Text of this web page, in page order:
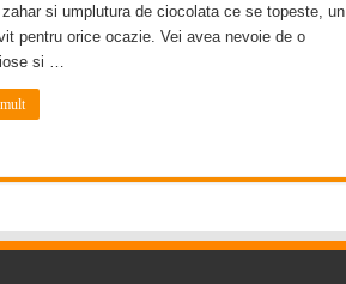
si umplutura de ciocolata ce se topeste, un
pentru orice ocazie. Vei avea nevoie de o
si …